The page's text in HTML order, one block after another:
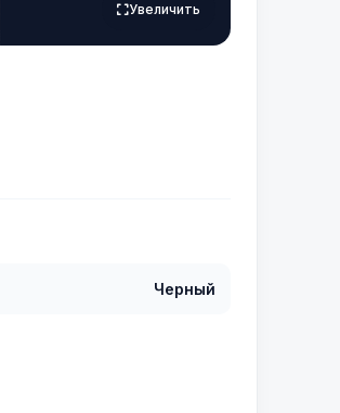
Увеличить
Черный